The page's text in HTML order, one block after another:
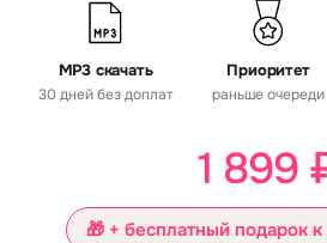
MP3 скачать
30 дней без доплат
Приоритет
раньше очереди
1 899
🎁 + бесплатный подарок